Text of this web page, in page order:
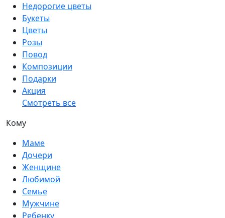
Недорогие цветы
Букеты
Цветы
Розы
Повод
Композиции
Подарки
Акция
Смотреть все
Кому
Маме
Дочери
Женщине
Любимой
Семье
Мужчине
Ребенку